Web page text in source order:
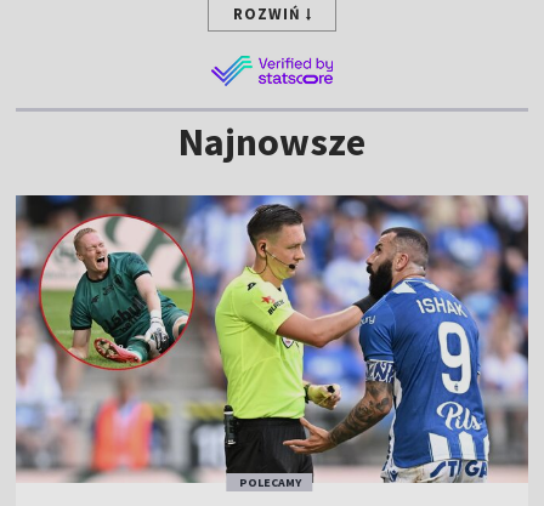
ROZWIŃ
Najnowsze
POLECAMY